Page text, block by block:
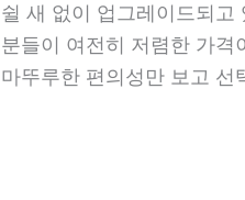
쉴 새 없이 업그레이드되고
분들이 여전히 저렴한 가격
마뚜루한 편의성만 보고 선